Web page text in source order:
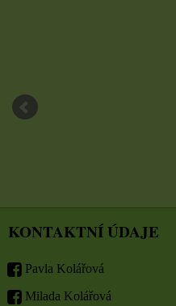
KONTAKTNÍ ÚDAJE
Pavla Kolářová
Milada Kolářová